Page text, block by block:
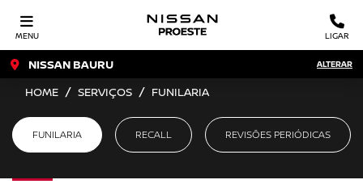
MENU LIGAR
NISSAN BAURU ALTERAR
HOME SERVIÇOS FUNILARIA
RECALL REVISÕES PERIÓDICAS
FUNILARIA